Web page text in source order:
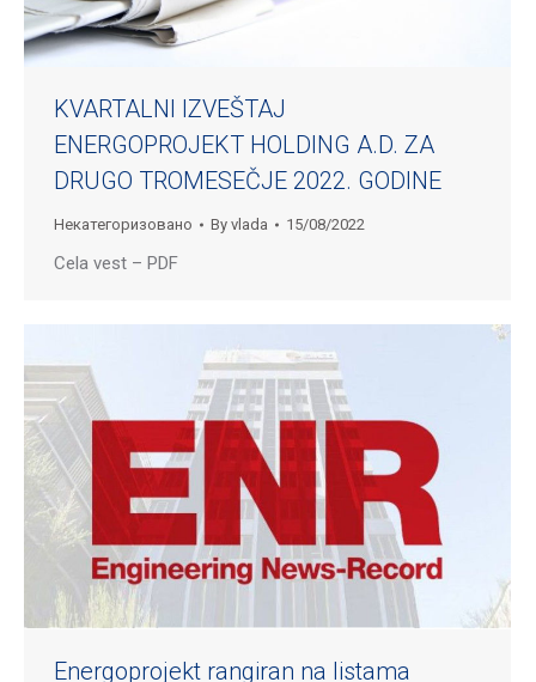
KVARTALNI IZVEŠTAJ
ENERGOPROJEKT HOLDING A.D. ZA
DRUGO TROMESEČJE 2022. GODINE
Некатегоризовано By vlada 15/08/2022
Cela vest – PDF
Energoprojekt rangiran na listama